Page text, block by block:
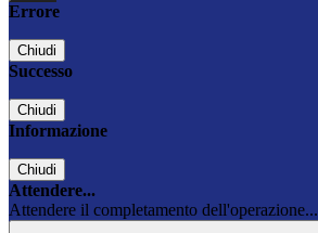
Errore
Chiudi
Successo
Chiudi
Informazione
Chiudi
Attendere...
Attendere il completamento dell'operazione...